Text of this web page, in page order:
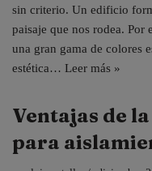
sin criterio. Un edificio
paisaje que nos rodea. Por
una gran gama de colores
estética… Leer más »
Ventajas de
para